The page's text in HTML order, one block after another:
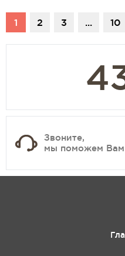
1 2 3 ... 10
Звоните,
мы поможем Вам